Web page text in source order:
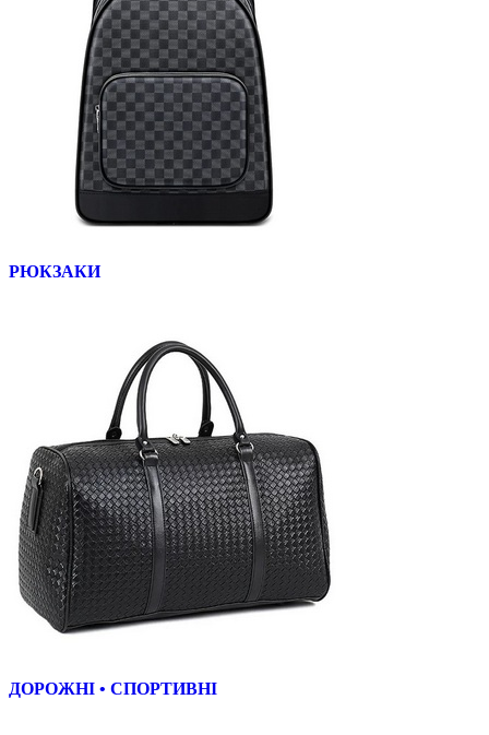
РЮКЗАКИ
ДОРОЖНІ • СПОРТИВНІ